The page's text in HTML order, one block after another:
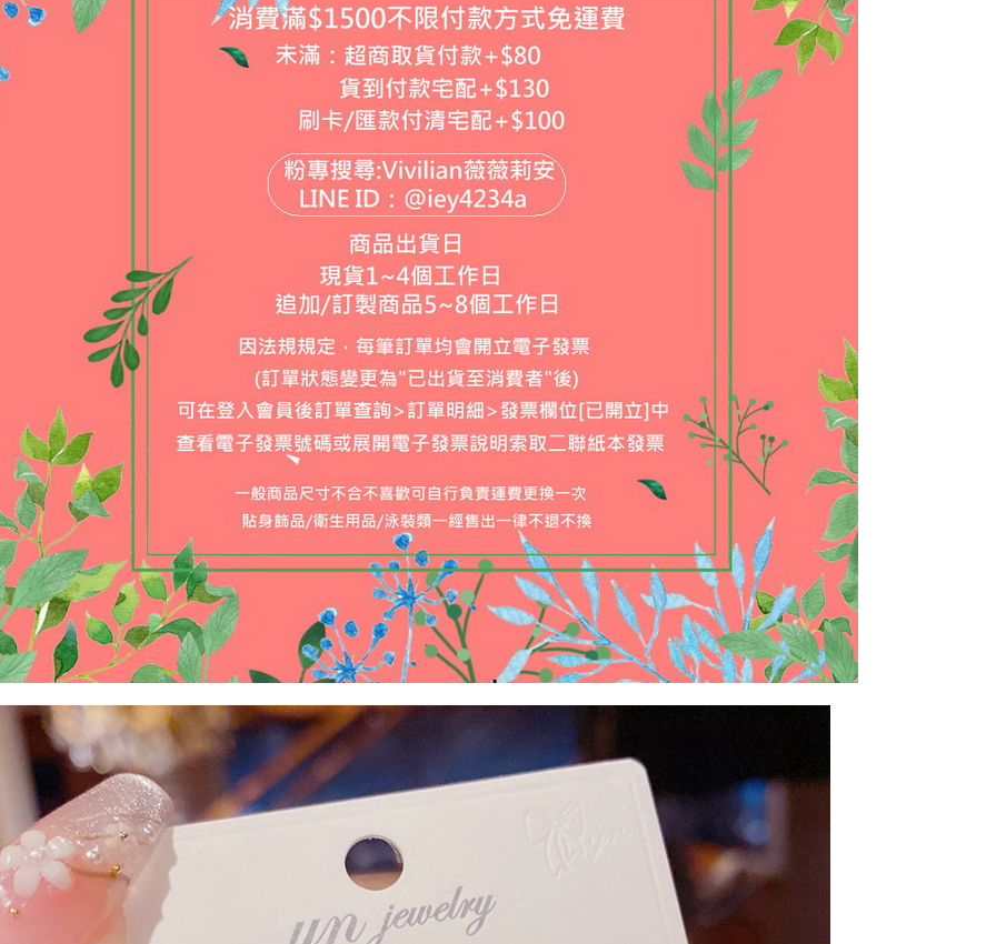
交易，需依本服務之必要範圍內提供個人資料，並將交易相關給付款項請
求債權轉讓予恩沛科技股份有限公司。
２．關於個人資料處理事宜，請瀏覽以下網址：
https://aftee.tw/terms/#terms3
３．未成年的使用者請事先徵得法定代理人或監護人之同意方可使用
「AFTEE先享後付」，若未經同意申辦者引起之損失，本公司不負相關責
任。
４．使用「AFTEE先享後付」時，將依據個別帳號之用戶狀況，依本公司
即時審查核予不同之上限額度；若仍有額度不足之情形，本公司將視審查
結果請求用戶進行身份認證。
５．嚴禁一人註冊多個帳號或使用他人資訊註冊。若發現惡意使用之情
形，恩沛科技股份有限公司將有權停止該用戶之使用額度並採取法律行
動。
海外配送 查看運費